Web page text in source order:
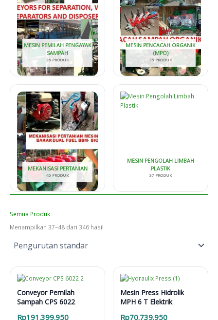
MESIN PEMILAH PENGAYAK
SAMPAH
36 PRODUK
MESIN PENCACAH ORGANIK
(MPO)
35 PRODUK
MEKANISASI PERTANIAN
45 PRODUK
MESIN PENGOLAH LIMBAH
PLASTIK
37 PRODUK
Semua Produk
Menampilkan 37–48 dari 346 hasil
Conveyor Pemilah
Sampah CPS 6022
Rp191.399.950
Mesin Press Hidrolik
MPH 6 T Elektrik
Rp70.739.950